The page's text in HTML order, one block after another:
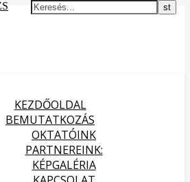
KEZDŐOLDAL
BEMUTATKOZÁS
OKTATÓINK
PARTNEREINK:
KÉPGALÉRIA